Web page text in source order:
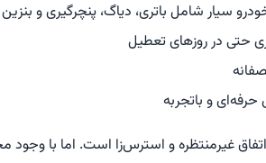
سیار شامل باتری، دیاگ، پنچرگیری و
حتی در روزهای تعطیل
و باتجربه
غیرمنتظره و استرس‌زا است. اما با وجود